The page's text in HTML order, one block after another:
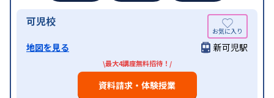
可児校
地図を見る 新可児駅
\最大4講座無料招待！/
資料請求・体験授業